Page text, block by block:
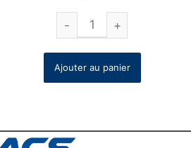
Ajouter au panier